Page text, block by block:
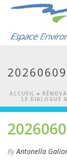
ACCUEIL »
LE DIALOGUE
ByAntonella